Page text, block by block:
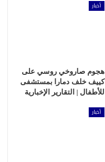
أخبار
هجوم صاروخي روسي على
كييف خلف دمارا بمستشفى
للأطفال | التقارير الإخبارية
أخبار